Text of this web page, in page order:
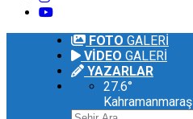
FOTO GALERİ
VİDEO GALERİ
YAZARLAR
27.6°
Kahramanmaraş